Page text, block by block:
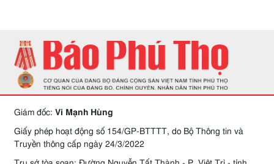
Giám đốc: Vi Mạnh Hùng
Giấy phép hoạt động số 154/GP-BTTTT, do Bộ Thông tin và
Truyền thông cấp ngày 24/3/2022